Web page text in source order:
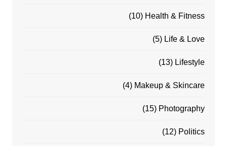
Health & Fitness
(10)
Life & Love
(5)
Lifestyle
(13)
Makeup & Skincare
(4)
Photography
(15)
Politics
(12)